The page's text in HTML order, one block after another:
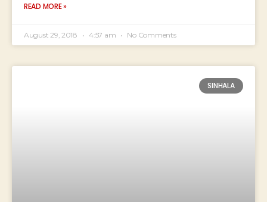
READ MORE »
August 29, 2018 4:57 am No Comments
SINHALA